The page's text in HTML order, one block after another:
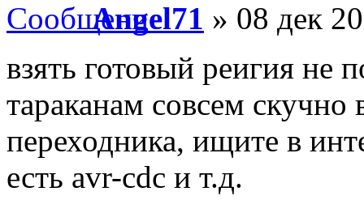
Angel71 » 08 дек
взять готовый реигия не
тараканам совсем
переходника, ищите в
есть avr-cdc и т.д.